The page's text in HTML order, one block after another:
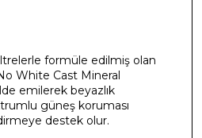
formüle edilmiş olan
White Cast Mineral
emilerek beyazlık
güneş koruması
destek olur.